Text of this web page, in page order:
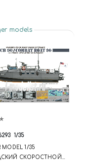
models
1/35
MODEL 1/35
СКОРОСТНОЙ